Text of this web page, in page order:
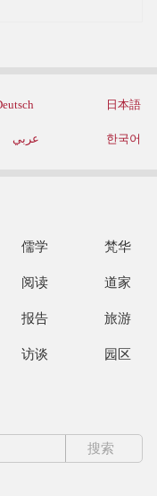
日本語
عربي 한국어
儒学 梵华
阅读 道家
报告 旅游
访谈 园区